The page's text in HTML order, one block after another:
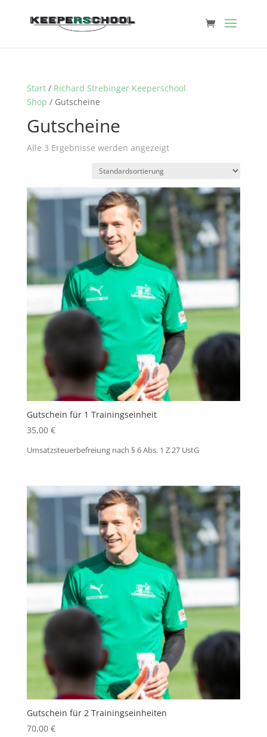
Start/ Richard Strebinger Keeperschool
Shop / Gutscheine
Gutscheine
Alle 3 Ergebnisse werden angezeigt
Gutschein für 1 Trainingseinheit
35,00 €
Umsatzsteuerbefreiung nach § 6 Abs. 1 Z 27 UstG
Gutschein für 2 Trainingseinheiten
70,00 €